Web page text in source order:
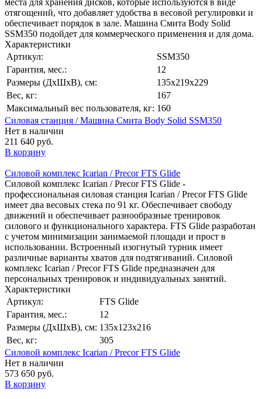
отягощений, что добавляет удобства в весовой регулировки и
обеспечивает порядок в зале. Машина Смита Body Solid
SSM350 подойдет для коммерческого применения и для дома.
Характеристики
Артикул:
SSM350
Гарантия, мес.:
12
Размеры (ДхШхВ), см:
135х219х229
Вес, кг:
167
Максимальный вес пользователя, кг: 160
Силовая станция / Машина Смита Body Solid SSM350
Нет в наличии
211 640 руб.
В корзину
Силовой комплекс Icarian / Precor FTS Glide
Силовой комплекс Icarian / Precor FTS Glide -
профессиональная силовая станция Icarian / Precor FTS Glide
имеет два весовых стека по 91 кг. Обеспечивает свободу
движений и обеспечивает разнообразные тренировок
силового и функционального характера. FTS Glide разработан
с учетом минимизации занимаемой площади и прост в
использовании. Встроенный изогнутый турник имеет
различные варианты хватов для подтягиваний. Силовой
комплекс Icarian / Precor FTS Glide предназначен для
персональных тренировок и индивидуальных занятий.
Характеристики
Артикул:
FTS Glide
Гарантия, мес.:
12
Размеры (ДхШхВ), см: 135х123х216
Вес, кг:
305
Силовой комплекс Icarian / Precor FTS Glide
Нет в наличии
573 650 руб.
В корзину